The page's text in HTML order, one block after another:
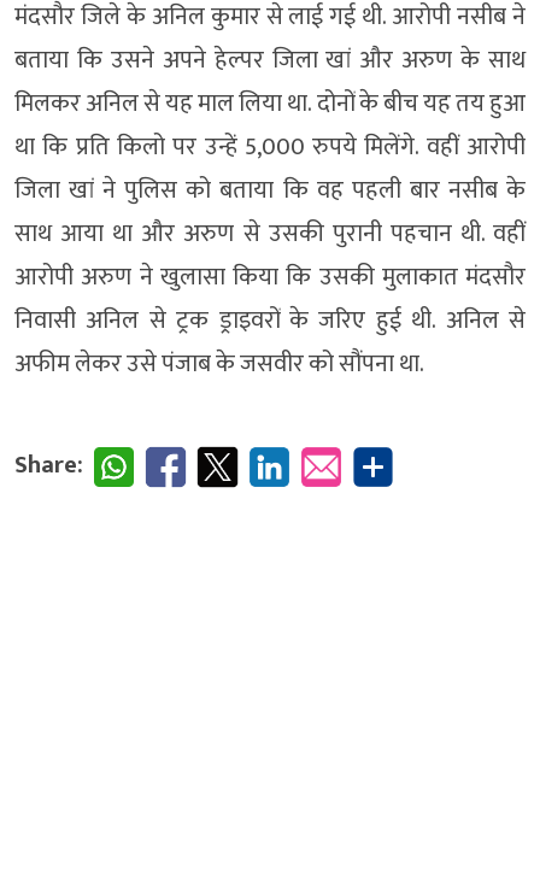
मंदसौर जिले के अनिल कुमार से लाई गई थी. आरोपी नसीब ने
बताया कि उसने अपने हेल्पर जिला खां और अरुण के साथ
मिलकर अनिल से यह माल लिया था. दोनों के बीच यह तय हुआ
था कि प्रति किलो पर उन्हें 5,000 रुपये मिलेंगे. वहीं आरोपी
जिला खां ने पुलिस को बताया कि वह पहली बार नसीब के
साथ आया था और अरुण से उसकी पुरानी पहचान थी. वहीं
आरोपी अरुण ने खुलासा किया कि उसकी मुलाकात मंदसौर
निवासी अनिल से ट्रक ड्राइवरों के जरिए हुई थी. अनिल से
अफीम लेकर उसे पंजाब के जसवीर को सौंपना था.
Share: